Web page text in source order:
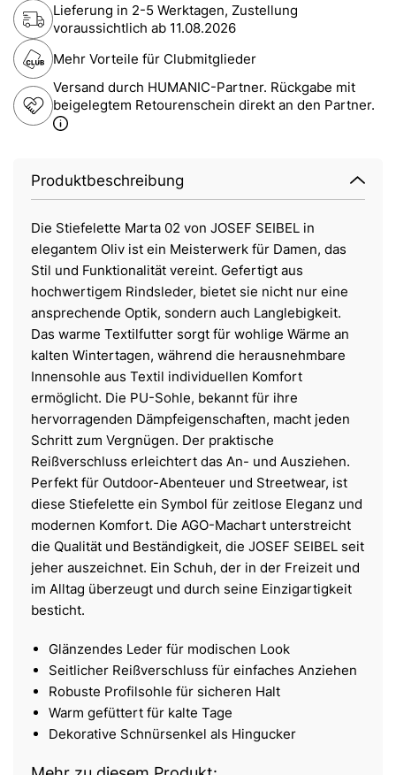
Lieferung in 2-5 Werktagen, Zustellung
voraussichtlich ab 11.08.2026
Mehr Vorteile für Clubmitglieder
Versand durch HUMANIC-Partner. Rückgabe mit
beigelegtem Retourenschein direkt an den Partner.
Produktbeschreibung
Die Stiefelette Marta 02 von JOSEF SEIBEL in
elegantem Oliv ist ein Meisterwerk für Damen, das
Stil und Funktionalität vereint. Gefertigt aus
hochwertigem Rindsleder, bietet sie nicht nur eine
ansprechende Optik, sondern auch Langlebigkeit.
Das warme Textilfutter sorgt für wohlige Wärme an
kalten Wintertagen, während die herausnehmbare
Innensohle aus Textil individuellen Komfort
ermöglicht. Die PU-Sohle, bekannt für ihre
hervorragenden Dämpfeigenschaften, macht jeden
Schritt zum Vergnügen. Der praktische
Reißverschluss erleichtert das An- und Ausziehen.
Perfekt für Outdoor-Abenteuer und Streetwear, ist
diese Stiefelette ein Symbol für zeitlose Eleganz und
modernen Komfort. Die AGO-Machart unterstreicht
die Qualität und Beständigkeit, die JOSEF SEIBEL seit
jeher auszeichnet. Ein Schuh, der in der Freizeit und
im Alltag überzeugt und durch seine Einzigartigkeit
besticht.
Glänzendes Leder für modischen Look
Seitlicher Reißverschluss für einfaches Anziehen
Robuste Profilsohle für sicheren Halt
Warm gefüttert für kalte Tage
Dekorative Schnürsenkel als Hingucker